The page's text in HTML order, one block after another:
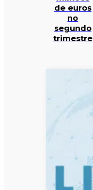
de euros
no
segundo
trimestre